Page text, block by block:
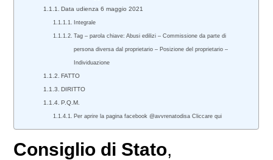
Data udienza 6 maggio 2021
Integrale
Tag – parola chiave: Abusi edilizi – Commissione da parte di
persona diversa dal proprietario – Posizione del proprietario –
Individuazione
FATTO
DIRITTO
P.Q.M.
Per aprire la pagina facebook @avvrenatodisa Cliccare qui
Consiglio di Stato,